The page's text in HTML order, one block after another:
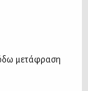
μετάφραση